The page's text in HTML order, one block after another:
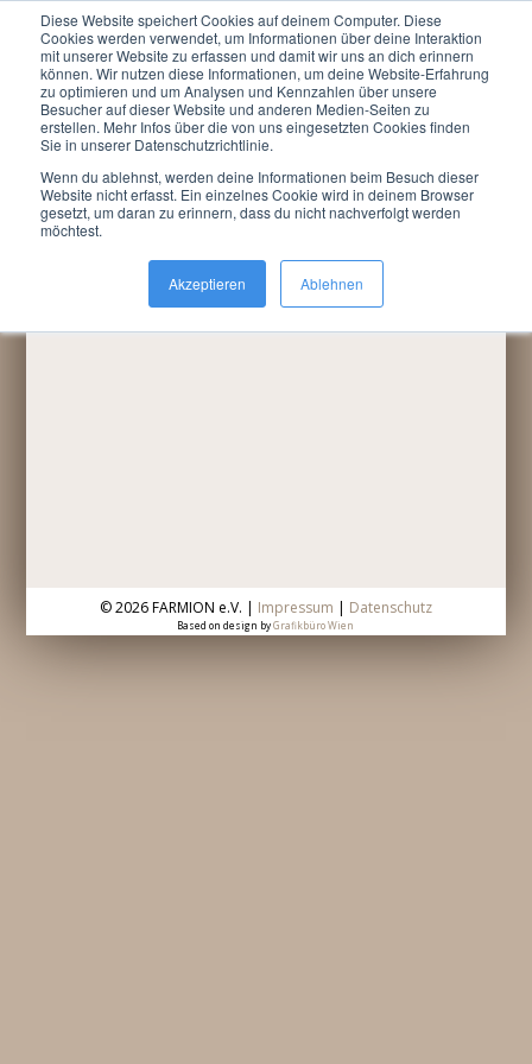
Diese Website speichert Cookies auf deinem Computer. Diese
Cookies werden verwendet, um Informationen über deine Interaktion
mit unserer Website zu erfassen und damit wir uns an dich erinnern
können. Wir nutzen diese Informationen, um deine Website-Erfahrung
zu optimieren und um Analysen und Kennzahlen über unsere
Besucher auf dieser Website und anderen Medien-Seiten zu
erstellen. Mehr Infos über die von uns eingesetzten Cookies finden
Sie in unserer Datenschutzrichtlinie.
Wenn du ablehnst, werden deine Informationen beim Besuch dieser
Website nicht erfasst. Ein einzelnes Cookie wird in deinem Browser
gesetzt, um daran zu erinnern, dass du nicht nachverfolgt werden
möchtest.
Akzeptieren Ablehnen
Menu
Du bist hier:LARP »Termine / Anmeldung»
Rückblicke»2018»Preis des Sieges
©2026 FARMION e.V. | Impressum | Datenschutz
Based on design byGrafikbüro Wien